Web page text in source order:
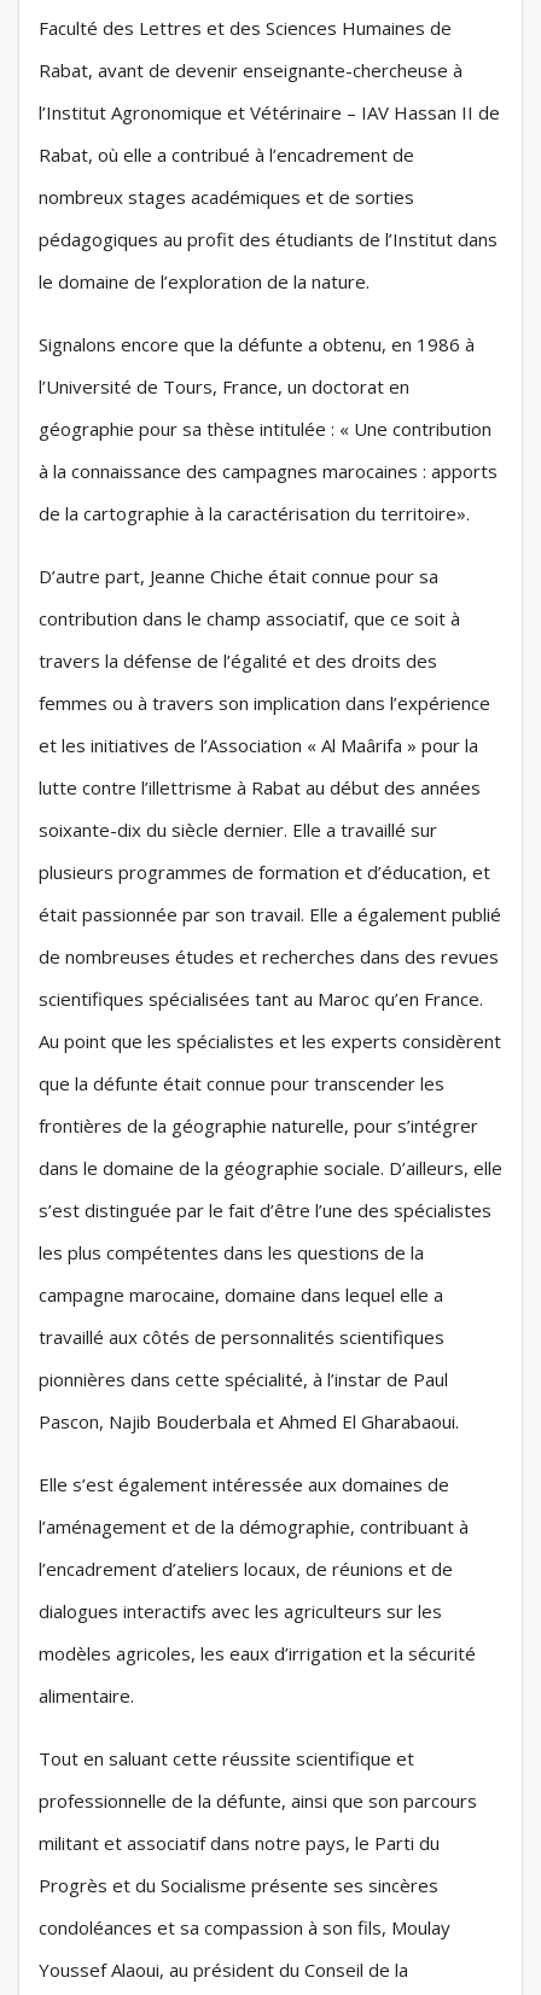
Faculté des Lettres et des Sciences Humaines de
Rabat, avant de devenir enseignante-chercheuse à
l’Institut Agronomique et Vétérinaire – IAV Hassan II de
Rabat, où elle a contribué à l’encadrement de
nombreux stages académiques et de sorties
pédagogiques au profit des étudiants de l’Institut dans
le domaine de l’exploration de la nature.
Signalons encore que la défunte a obtenu, en 1986 à
l’Université de Tours, France, un doctorat en
géographie pour sa thèse intitulée : « Une contribution
à la connaissance des campagnes marocaines : apports
de la cartographie à la caractérisation du territoire».
D’autre part, Jeanne Chiche était connue pour sa
contribution dans le champ associatif, que ce soit à
travers la défense de l’égalité et des droits des
femmes ou à travers son implication dans l’expérience
et les initiatives de l’Association « Al Maârifa » pour la
lutte contre l’illettrisme à Rabat au début des années
soixante-dix du siècle dernier. Elle a travaillé sur
plusieurs programmes de formation et d’éducation, et
était passionnée par son travail. Elle a également publié
de nombreuses études et recherches dans des revues
scientifiques spécialisées tant au Maroc qu’en France.
Au point que les spécialistes et les experts considèrent
que la défunte était connue pour transcender les
frontières de la géographie naturelle, pour s’intégrer
dans le domaine de la géographie sociale. D’ailleurs, elle
s’est distinguée par le fait d’être l’une des spécialistes
les plus compétentes dans les questions de la
campagne marocaine, domaine dans lequel elle a
travaillé aux côtés de personnalités scientifiques
pionnières dans cette spécialité, à l’instar de Paul
Pascon, Najib Bouderbala et Ahmed El Gharabaoui.
Elle s’est également intéressée aux domaines de
l’aménagement et de la démographie, contribuant à
l’encadrement d’ateliers locaux, de réunions et de
dialogues interactifs avec les agriculteurs sur les
modèles agricoles, les eaux d’irrigation et la sécurité
alimentaire.
Tout en saluant cette réussite scientifique et
professionnelle de la défunte, ainsi que son parcours
militant et associatif dans notre pays, le Parti du
Progrès et du Socialisme présente ses sincères
condoléances et sa compassion à son fils, Moulay
Youssef Alaoui, au président du Conseil de la